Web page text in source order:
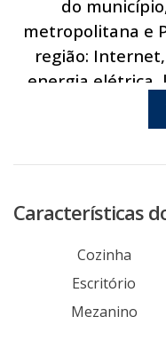
do
metropolitana e
região:
energia elétrica,
ônibus. Via
mesmo uma
Características
Cozinha
Escritório
Mezanino